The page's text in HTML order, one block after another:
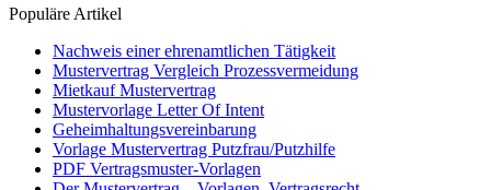
Populäre Artikel
Nachweis einer ehrenamtlichen Tätigkeit
Mustervertrag Vergleich Prozessvermeidung
Mietkauf Mustervertrag
Mustervorlage Letter Of Intent
Geheimhaltungsvereinbarung
Vorlage Mustervertrag Putzfrau/Putzhilfe
PDF Vertragsmuster-Vorlagen